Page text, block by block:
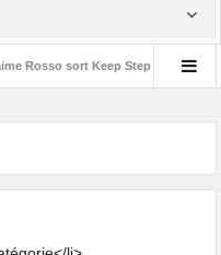
Rosso sort Keep Stepping, son